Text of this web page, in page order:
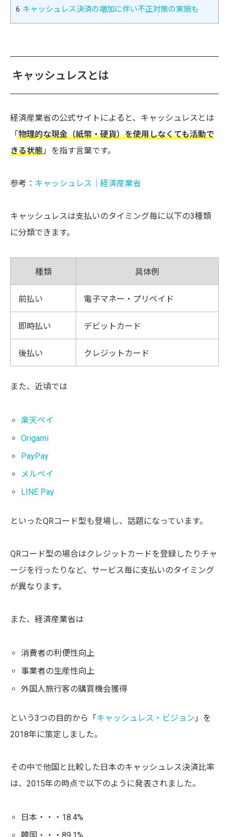
6 キャッシュレス決済の増加に伴い不正対策の実施も
キャッシュレスとは
経済産業省の公式サイトによると、キャッシュレスとは
「 物理的な現金（紙幣・硬貨）を使用しなくても活動で
きる状態 」を指す言葉です。
参考： キャッシュレス｜経済産業省
キャッシュレスは支払いのタイミング毎に以下の3種類
に分類できます。
種類 具体例
前払い 電子マネー・プリペイド
即時払い デビットカード
後払い クレジットカード
また、近頃では
楽天ペイ
Origami
PayPay
メルペイ
LINE Pay
といったQRコード型も登場し、話題になっています。
QRコード型の場合はクレジットカードを登録したりチャ
ージを行ったりなど、サービス毎に支払いのタイミング
が異なります。
また、経済産業省は
消費者の利便性向上
事業者の生産性向上
外国人旅行客の購買機会獲得
という3つの目的から「 キャッシュレス・ビジョン 」を
2018年に策定しました。
その中で他国と比較した日本のキャッシュレス決済比率
は、2015年の時点で以下のように発表されました。
日本・・・18.4%